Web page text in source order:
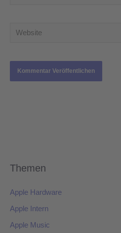
Website
Themen
Apple Hardware
Apple Intern
Apple Music